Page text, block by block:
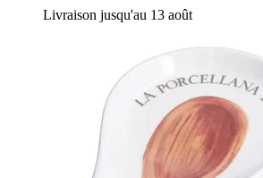
Livraison jusqu'au 13 août